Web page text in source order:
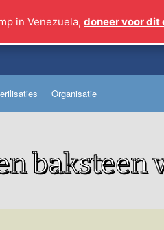
Organisatie
baksteen
in Venezuela, doneer voor dit